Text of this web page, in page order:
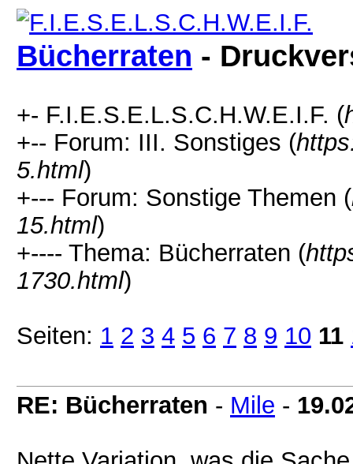
Bücherraten -
+- F.I.E.S.E.L.S.C.H.W.E.I.F. (
+-- Forum: III. Sonstiges (
5.html)
+--- Forum: Sonstige Themen (
15.html)
+---- Thema: Bücherraten (
1730.html)
Seiten: 1 2 3 4 5 6 7 8 9 10 11
RE: Bücherraten - Mile -